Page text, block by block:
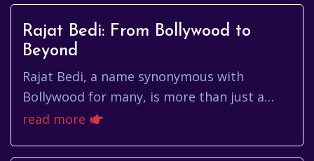
Rajat Bedi: From Bollywood to
Beyond
Rajat Bedi, a name synonymous with
Bollywood for many, is more than just a
familiar face on the silver screen. He's a
read more